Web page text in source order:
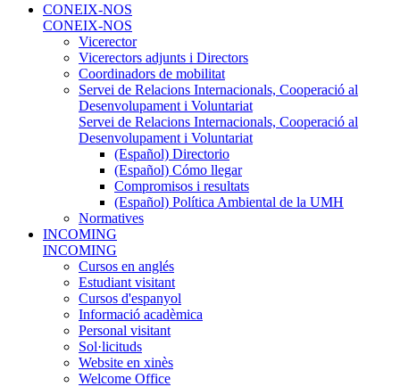
CONEIX-NOS
CONEIX-NOS
Vicerector
Vicerectors adjunts i Directors
Coordinadors de mobilitat
Servei de Relacions Internacionals, Cooperació al
Desenvolupament i Voluntariat
Servei de Relacions Internacionals, Cooperació al
Desenvolupament i Voluntariat
(Español) Directorio
(Español) Cómo llegar
Compromisos i resultats
(Español) Política Ambiental de la UMH
Normatives
INCOMING
INCOMING
Cursos en anglés
Estudiant visitant
Cursos d'espanyol
Informació acadèmica
Personal visitant
Sol·licituds
Website en xinès
Welcome Office